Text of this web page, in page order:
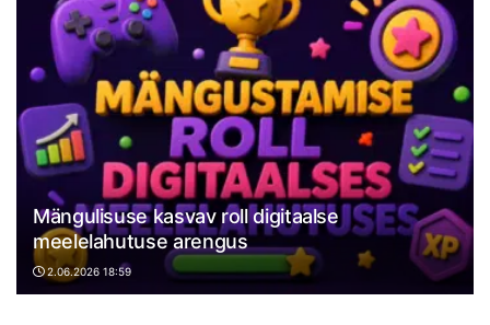
Mängulisuse kasvav roll digitaalse
meelelahutuse arengus
2.06.2026 18:59